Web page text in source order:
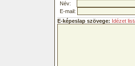
Név:
E-mail:
E-képeslap szövege: Idézet